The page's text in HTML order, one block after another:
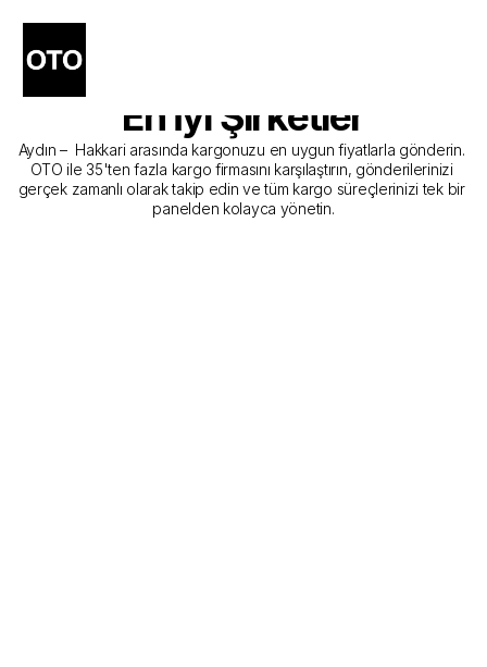
Aydın - Hakkari Kargo
Gönderim Hizmeti Sunan
En İyi Şirketler
Aydın –  Hakkari arasında kargonuzu en uygun fiyatlarla gönderin.
OTO ile 35'ten fazla kargo firmasını karşılaştırın, gönderilerinizi
gerçek zamanlı olarak takip edin ve tüm kargo süreçlerinizi tek bir
panelden kolayca yönetin.